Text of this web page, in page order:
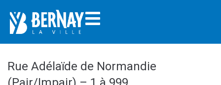
Rue Adélaïde de Normandie